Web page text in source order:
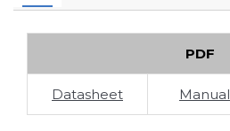
PDF
Datasheet Manual